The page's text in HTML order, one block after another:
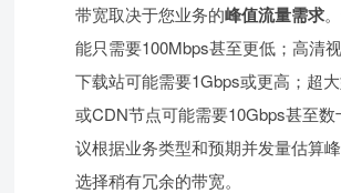
带宽取决于您业务的峰值流量需求
能只需要100Mbps甚至更低；高清
下载站可能需要1Gbps或更高；超
或CDN节点可能需要10Gbps甚至数
议根据业务类型和预期并发量估算
选择稍有冗余的带宽。